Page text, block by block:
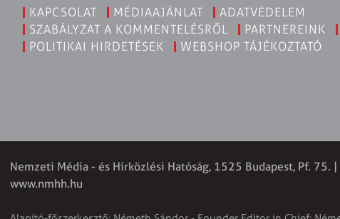
KAPCSOLAT MÉDIAAJÁNLAT
ADATVÉDELEM
SZABÁLYZAT A KOMMENTELÉSRŐL
PARTNEREINK
POLITIKAI HIRDETÉSEK
WEBSHOP TÁJÉKOZTATÓ
Nemzeti Média - és Hírközlési Hatóság, 1525 Budapest, Pf.
www.nmhh.hu